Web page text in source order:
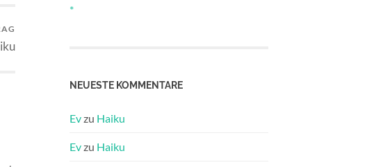
*
NEUESTE KOMMENTARE
Evzu Haiku
Evzu Haiku